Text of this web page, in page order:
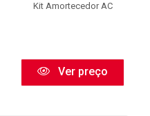
Kit Amortecedor AC
Ver preço